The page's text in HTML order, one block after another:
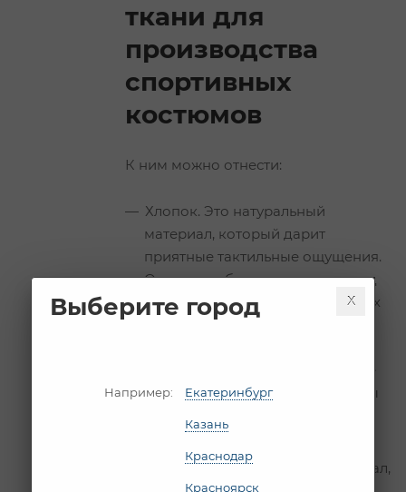
ткани для
производства
спортивных
костюмов
К ним можно отнести:
Хлопок. Это натуральный
материал, который дарит
приятные тактильные ощущения.
Однако он быстро выгорает под
воздействием ультрафиолетовых
лучей. Стирать его можно при
растягивается, поэтому костюмы
видов спорта.
Лайкру. Это эластичный материал,
Выберите город
Например: Екатеринбург
Казань
Краснодар
Красноярск